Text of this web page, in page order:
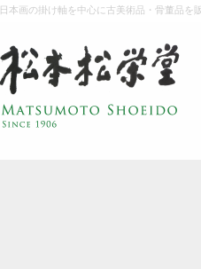
日本画の掛け軸を中心に古美術品・骨董品を